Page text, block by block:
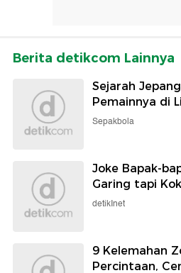
Berita detikcom Lainnya
Sejarah
Pemainnya di
Sepakbola
Joke Bapak-
Garing tapi
detikInet
9 Kelemahan
Percintaan,